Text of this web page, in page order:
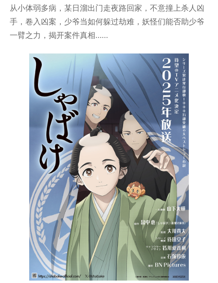
从小体弱多病，某日溜出门走夜路回家，不意撞上杀人凶
手，卷入凶案，少爷当如何躲过劫难，妖怪们能否助少爷
一臂之力，揭开案件真相……